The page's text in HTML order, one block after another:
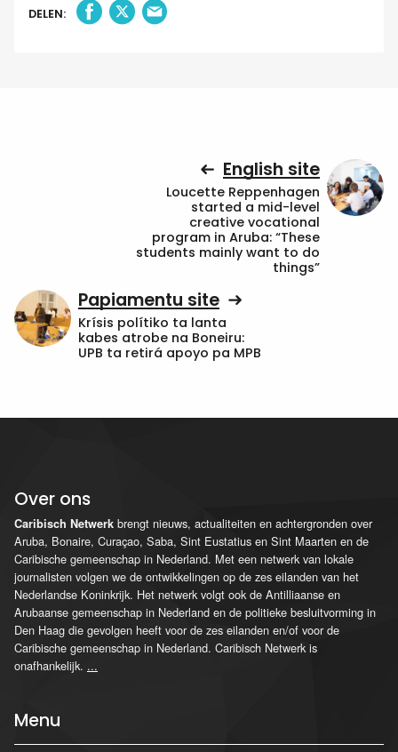
DELEN:
English site
Loucette Reppenhagen
started a mid-level
creative vocational
program in Aruba: “These
students mainly want to do
things”
Papiamentu site
Krísis polítiko ta lanta
kabes atrobe na Boneiru:
UPB ta retirá apoyo pa MPB
Over ons
Caribisch Netwerk brengt nieuws, actualiteiten en achtergronden over
Aruba, Bonaire, Curaçao, Saba, Sint Eustatius en Sint Maarten en de
Caribische gemeenschap in Nederland. Met een netwerk van lokale
journalisten volgen we de ontwikkelingen op de zes eilanden van het
Nederlandse Koninkrijk. Het netwerk volgt ook de Antilliaanse en
Arubaanse gemeenschap in Nederland en de politieke besluitvorming in
Den Haag die gevolgen heeft voor de zes eilanden en/of voor de
Caribische gemeenschap in Nederland. Caribisch Netwerk is
onafhankelijk. ...
Menu